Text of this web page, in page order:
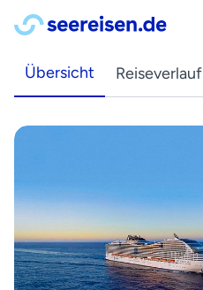
Übersicht Reiseverlauf